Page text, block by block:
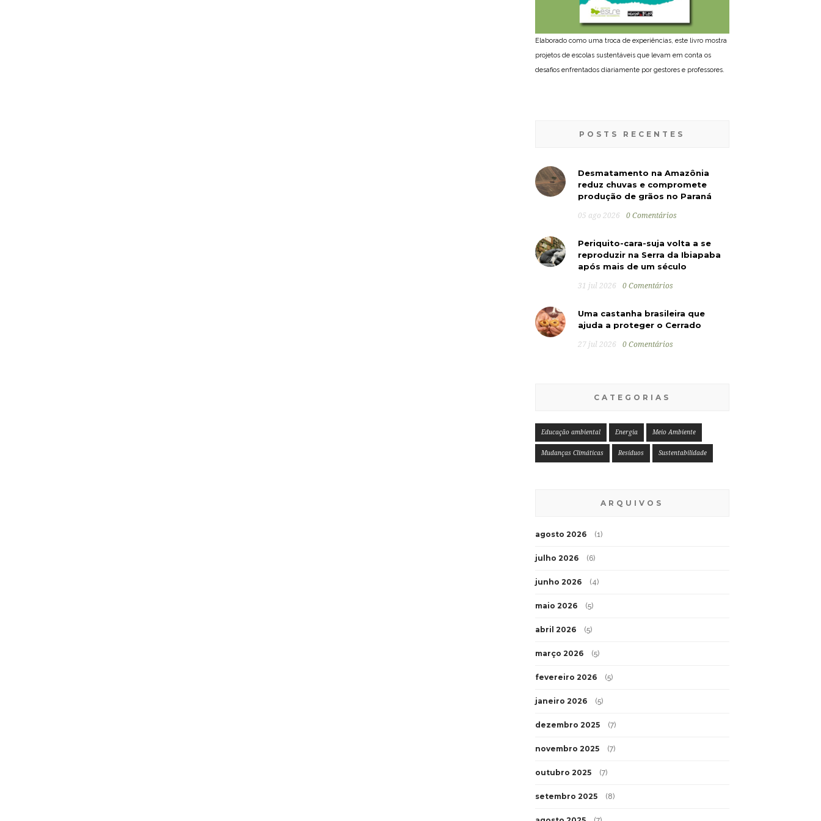
Elaborado como uma troca de experiências, este livro mostra
projetos de escolas sustentáveis que levam em conta os
desafios enfrentados diariamente por gestores e professores.
POSTS RECENTES
Desmatamento na Amazônia
reduz chuvas e compromete
produção de grãos no Paraná
05 ago 2026 0 Comentários
Periquito-cara-suja volta a se
reproduzir na Serra da Ibiapaba
após mais de um século
31 jul 2026 0 Comentários
Uma castanha brasileira que
ajuda a proteger o Cerrado
27 jul 2026 0 Comentários
CATEGORIAS
Educação ambiental Energia Meio Ambiente
Mudanças Climáticas Resíduos Sustentabilidade
ARQUIVOS
agosto 2026 (1)
julho 2026 (6)
junho 2026 (4)
maio 2026 (5)
abril 2026 (5)
março 2026 (5)
fevereiro 2026 (5)
janeiro 2026 (5)
dezembro 2025 (7)
novembro 2025 (7)
outubro 2025 (7)
setembro 2025 (8)